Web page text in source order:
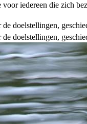
iedereen die zich
doelstellingen,
doelstellingen,